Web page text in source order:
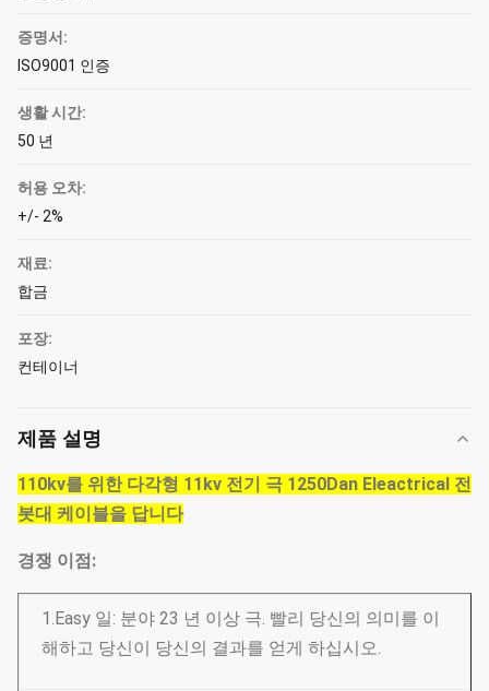
증명서:
ISO9001 인증
생활 시간:
50 년
허용 오차:
+/- 2%
재료:
합금
포장:
컨테이너
제품 설명
110kv를 위한 다각형 11kv 전기 극 1250Dan Eleactrical 전
봇대 케이블을 답니다
경쟁 이점:
1.Easy 일: 분야 23 년 이상 극. 빨리 당신의 의미를 이
해하고 당신이 당신의 결과를 얻게 하십시오.